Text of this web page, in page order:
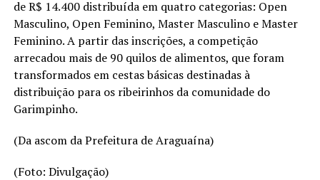
de R$ 14.400 distribuída em quatro categorias: Open
Masculino, Open Feminino, Master Masculino e Master
Feminino. A partir das inscrições, a competição
arrecadou mais de 90 quilos de alimentos, que foram
transformados em cestas básicas destinadas à
distribuição para os ribeirinhos da comunidade do
Garimpinho.
(Da ascom da Prefeitura de Araguaína)
(Foto: Divulgação)